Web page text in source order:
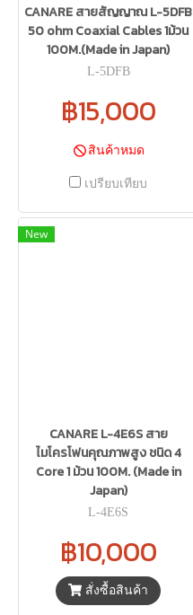
CANARE สายสัญญาณ L-5DFB
50 ohm Coaxial Cables 1ม้วน
100M.(Made in Japan)
L-5DFB
฿15,000
สินค้าหมด
เปรียบเทียบ
New
CANARE L-4E6S สาย
ไมโครโฟนคุณภาพสูง ชนิด 4
Core 1 ม้วน 100M. (Made in
Japan)
L-4E6S
฿10,000
สั่งซื้อสินค้า